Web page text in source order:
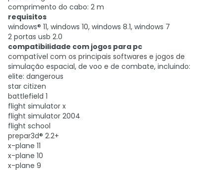
comprimento do cabo: 2 m
requisitos
windows® 11, windows 10, windows 8.1, windows 7
2 portas usb 2.0
compatibilidade com jogos para pc
compatível com os principais softwares e jogos de
simulação espacial, de voo e de combate, incluindo:
elite: dangerous
star citizen
battlefield 1
flight simulator x
flight simulator 2004
flight school
prepar3d® 2.2+
x-plane 11
x-plane 10
x-plane 9